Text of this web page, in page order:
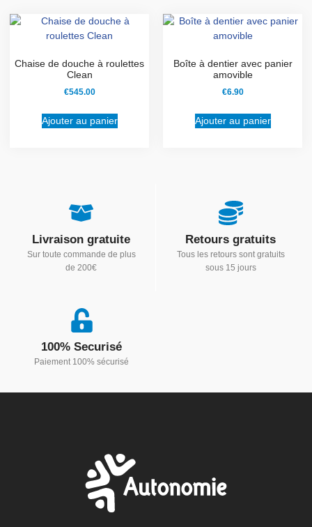
Chaise de douche à roulettes
Clean
€545.00
Ajouter au panier
Boîte à dentier avec panier
amovible
€6.90
Ajouter au panier
Livraison gratuite
Sur toute commande de plus
de 200€
Retours gratuits
Tous les retours sont gratuits
sous 15 jours
100% Securisé
Paiement 100% sécurisé